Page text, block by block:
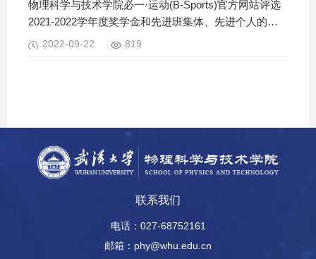
物理科学与技术学院必一·运动(B-Sports)官方网站评选
2021-2022学年度奖学金和先进班集体、先进个人的通
知
2022-09-22 819
联系我们
电话：027-68752161
邮箱：phy@whu.edu.cn